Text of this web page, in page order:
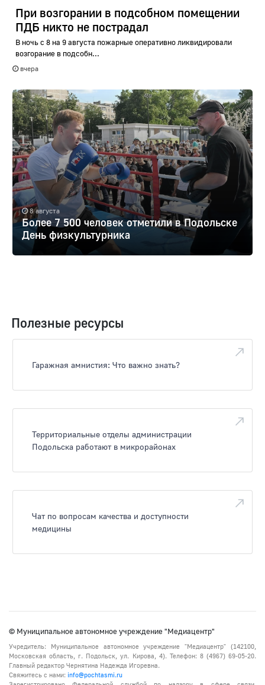
При возгорании в подсобном помещении
ПДБ никто не пострадал
В ночь с 8 на 9 августа пожарные оперативно ликвидировали
возгорание в подсобн...
вчера
8 августа
Более 7 500 человек отметили в Подольске
День физкультурника
Полезные ресурсы
Гаражная амнистия: Что важно знать?
Территориальные отделы администрации
Подольска работают в микрорайонах
Чат по вопросам качества и доступности
медицины
© Муниципальное автономное учреждение "Медиацентр"
Учредитель: Муниципальное автономное учреждение "Медиацентр" (142100,
Московская область, г. Подольск, ул. Кирова, 4). Телефон: 8 (4967) 69-05-20.
Главный редактор Чернятина Надежда Игоревна.
Свяжитесь с нами: info@pochtasmi.ru